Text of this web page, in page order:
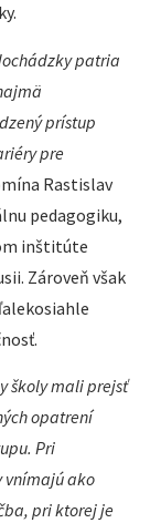
patria
prístup
pre
Rastislav
pedagogiku,
inštitúte
Zároveň však
školy mali prejsť
opatrení
Pri
vnímajú ako
pri ktorej je